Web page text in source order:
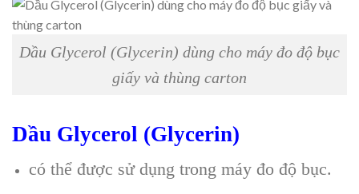
Dầu Glycerol (Glycerin) dùng cho máy đo độ bục
giấy và thùng carton
Dầu Glycerol (Glycerin)
có thể được sử dụng trong máy đo độ bục.